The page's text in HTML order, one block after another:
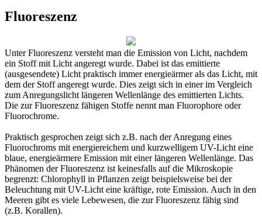
Fluoreszenz
Unter Fluoreszenz versteht man die Emission von Licht, nachdem
ein Stoff mit Licht angeregt wurde. Dabei ist das emittierte
(ausgesendete) Licht praktisch immer energieärmer als das Licht, mit
dem der Stoff angeregt wurde. Dies zeigt sich in einer im Vergleich
zum Anregungslicht längeren Wellenlänge des emittierten Lichts.
Die zur Fluoreszenz fähigen Stoffe nennt man Fluorophore oder
Fluorochrome.
Praktisch gesprochen zeigt sich z.B. nach der Anregung eines
Fluorochroms mit energiereichem und kurzwelligem UV-Licht eine
blaue, energieärmere Emission mit einer längeren Wellenlänge. Das
Phänomen der Fluoreszenz ist keinesfalls auf die Mikroskopie
begrenzt: Chlorophyll in Pflanzen zeigt beispielsweise bei der
Beleuchtung mit UV-Licht eine kräftige, rote Emission. Auch in den
Meeren gibt es viele Lebewesen, die zur Fluoreszenz fähig sind
(z.B. Korallen).